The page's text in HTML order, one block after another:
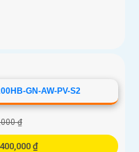
GN-AW-PV-S2
₫
₫